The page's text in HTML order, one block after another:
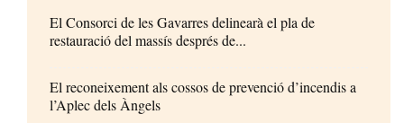
El Consorci de les Gavarres delinearà el pla de
restauració del massís després de...
El reconeixement als cossos de prevenció d’incendis a
l’Aplec dels Àngels